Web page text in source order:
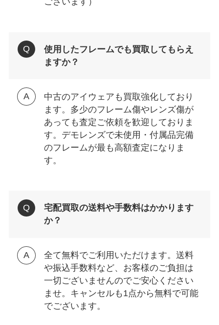
使用したフレームでも買取してもらえ
ますか？
中古のアイウェアも買取強化しており
ます。多少のフレーム傷やレンズ傷が
あっても査定ご依頼を歓迎しておりま
す。デモレンズで未使用・付属品完備
のフレームが最も高額査定になりま
す。
宅配買取の送料や手数料はかかります
か？
全て無料でご利用いただけます。送料
や振込手数料など、お客様のご負担は
一切ございませんのでご安心ください
ませ。キャンセルも1点から無料で可能
でございます。